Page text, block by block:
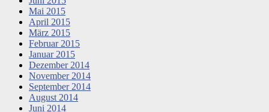
Mai 2015
April 2015
März 2015
Februar 2015
Januar 2015
Dezember 2014
November 2014
September 2014
August 2014
Juni 2014